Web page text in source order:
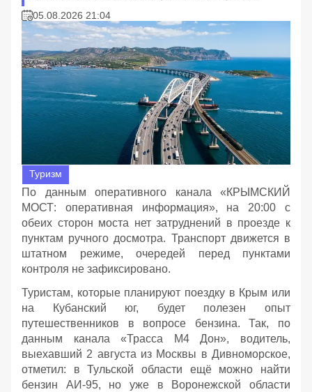
05.08.2026 21:04
Туризм
По данным оперативного канала «КРЫМСКИЙ
МОСТ: оперативная информация», на 20:00 с
обеих сторон моста нет затруднений в проезде к
пунктам ручного досмотра. Транспорт движется в
штатном режиме, очередей перед пунктами
контроля не зафиксировано.
Туристам, которые планируют поездку в Крым или
на Кубанский юг, будет полезен опыт
путешественников в вопросе бензина. Так, по
данным канала «Трасса М4 Дон», водитель,
выехавший 2 августа из Москвы в Дивноморское,
отметил: в Тульской области ещё можно найти
бензин АИ‑95, но уже в Воронежской области